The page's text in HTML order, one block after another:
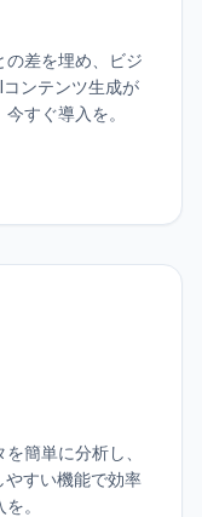
の差を埋め、ビジ
ンテンツ生成が
すぐ導入を。
簡単に分析し、
すい機能で効率
。